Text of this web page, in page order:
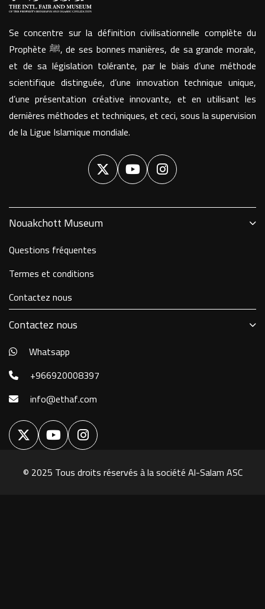
Se concentre sur la définition civilisationnelle complète du
Prophète ﷺ, de ses bonnes manières, de sa grande morale,
et de sa législation tolérante, par le biais d’une méthode
scientifique distinguée, d’une innovation technique unique,
d’une présentation créative innovante, et en utilisant les
dernières méthodes et techniques, et ceci, sous la supervision
de la Ligue Islamique mondiale.
Nouakchott Museum
Questions fréquentes
Termes et conditions
Contactez nous
Contactez nous
Whatsapp
+966920008397
info@ethaf.com
© 2025 Tous droits réservés à la sociétéAl-Salam ASC